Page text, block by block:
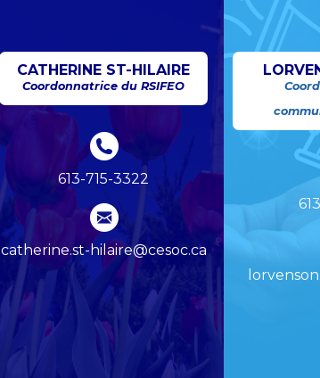
CATHERINE ST-HILAIRE
Coordonnatrice du RSIFEO
613-715-3322
catherine.st-hilaire@cesoc.ca